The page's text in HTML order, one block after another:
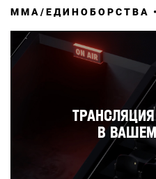
MMA/ЕДИНОБОРСТВА